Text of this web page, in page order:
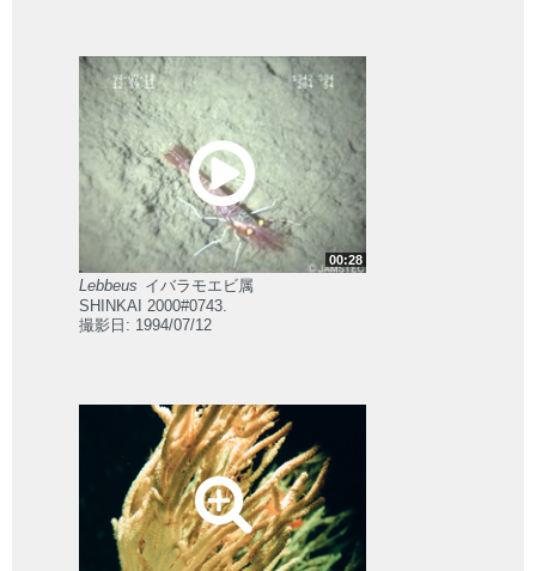
00:28
Lebbeus イバラモエビ属
SHINKAI 2000#0743.
撮影日: 1994/07/12